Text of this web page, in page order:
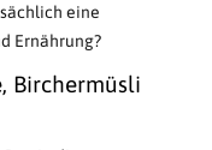
eine
Ernährung?
Birchermüsli